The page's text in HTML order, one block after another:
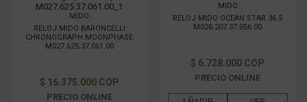
MIDO
RELOJ MIDO BARONCELLI
CHRONOGRAPH MOONPHASE
M027.625.37.061.00
$ 16.375.000 COP
PRECIO ONLINE
MIDO
RELOJ MIDO OCEAN STAR 36.5
M026.207.37.056.00
$ 6.728.000 COP
PRECIO ONLINE